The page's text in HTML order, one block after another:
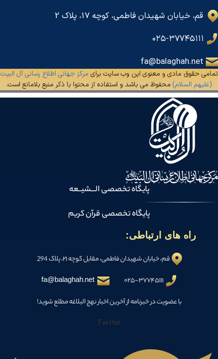
قم، خیابان شهیدان فاطمی، کوچه 17، پلاک 2
fa@balaghah.net
تمامی حقوق مادی و معنوی این وب سایت برای مرکز جهانی اطلاع رسانی آل البیت
(علیهم السلام) محفوظ می باشد و استفاده از محتوا با ذکر منبع بلامانع است.
پایگاه تخصصی الـــشیــعه
پایگاه تخصصی قرآن کریم
راه های ارتباطی:
قم، خیابان شهیدان فاطمی، مقابل کوچه ۲۱، پلاک 294
۰۲۵-۳۷۷۴۵۱۱۱
fa@balaghah.net
با عضویت در خبرنامه از آخرین اخبار نهج البلاغه مطلع شوید!
Twitter